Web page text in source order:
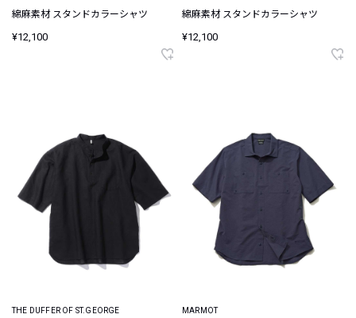
綿麻素材 スタンドカラーシャツ
¥12,100
綿麻素材 スタンドカラーシャツ
¥12,100
THE DUFFER OF ST.GEORGE MARMOT